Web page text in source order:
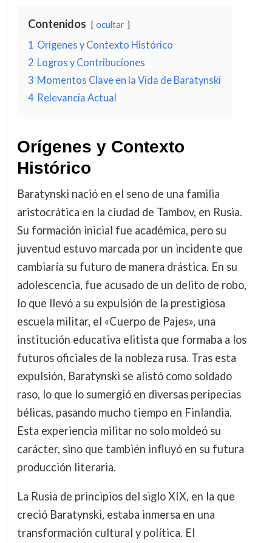
Contenidos ocultar
1 Orígenes y Contexto Histórico
2 Logros y Contribuciones
3 Momentos Clave en la Vida de Baratynski
4 Relevancia Actual
Orígenes y Contexto
Histórico
Baratynski nació en el seno de una familia
aristocrática en la ciudad de Tambov, en Rusia.
Su formación inicial fue académica, pero su
juventud estuvo marcada por un incidente que
cambiaría su futuro de manera drástica. En su
adolescencia, fue acusado de un delito de robo,
lo que llevó a su expulsión de la prestigiosa
escuela militar, el «Cuerpo de Pajes», una
institución educativa elitista que formaba a los
futuros oficiales de la nobleza rusa. Tras esta
expulsión, Baratynski se alistó como soldado
raso, lo que lo sumergió en diversas peripecias
bélicas, pasando mucho tiempo en Finlandia.
Esta experiencia militar no solo moldeó su
carácter, sino que también influyó en su futura
producción literaria.
La Rusia de principios del siglo XIX, en la que
creció Baratynski, estaba inmersa en una
transformación cultural y política. El